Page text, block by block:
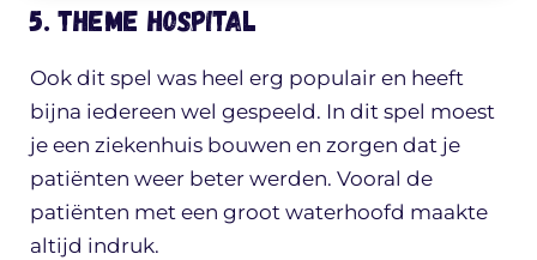
5. Theme Hospital
Ook dit spel was heel erg populair en heeft
bijna iedereen wel gespeeld. In dit spel moest
je een ziekenhuis bouwen en zorgen dat je
patiënten weer beter werden. Vooral de
patiënten met een groot waterhoofd maakte
altijd indruk.